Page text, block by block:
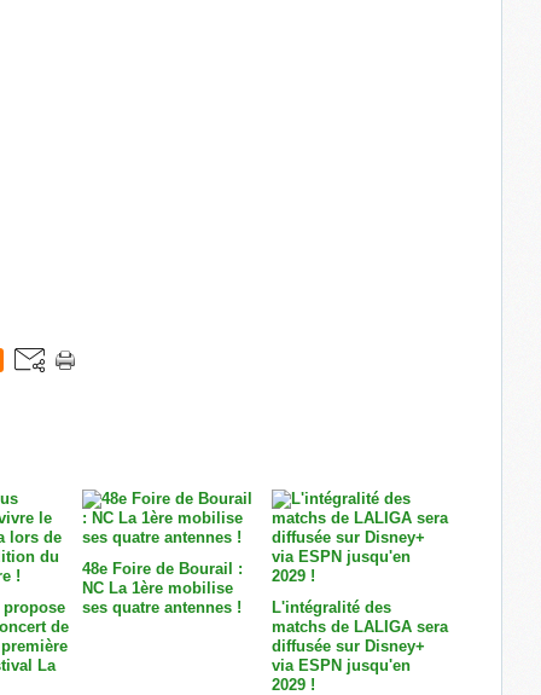
propose
de
La
48e Foire de Bourail :
NC La 1ère mobilise
ses quatre antennes !
L'intégralité des
matchs de LALIGA sera
diffusée sur Disney+
via ESPN jusqu'en
2029 !